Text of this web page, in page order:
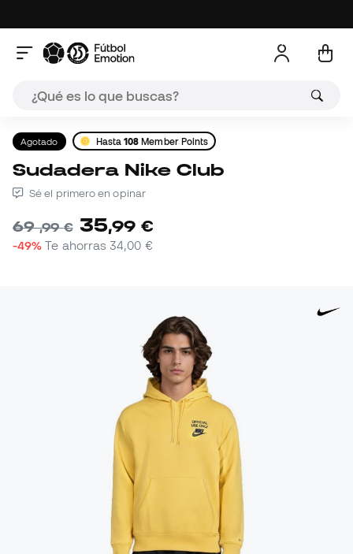
Agotado Hasta108 Member Points
Sudadera Nike Club
Sé el primero en opinar
69,99 € 35,99 €
-49% Te ahorras34,00 €